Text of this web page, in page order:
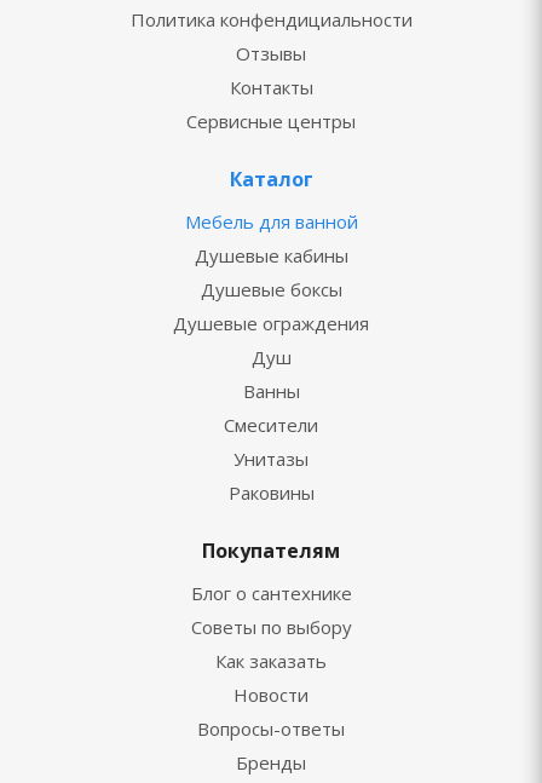
Политика конфендициальности
Отзывы
Контакты
Сервисные центры
Каталог
Мебель для ванной
Душевые кабины
Душевые боксы
Душевые ограждения
Душ
Ванны
Смесители
Унитазы
Раковины
Покупателям
Блог о сантехнике
Советы по выбору
Как заказать
Новости
Вопросы-ответы
Бренды